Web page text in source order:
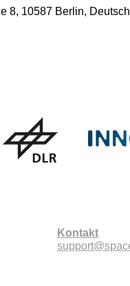
8, 10587 Berlin,
Kontakt